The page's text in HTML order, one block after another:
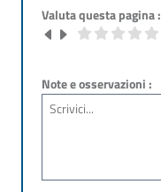
Valuta questa pagina :
Note e osservazioni :